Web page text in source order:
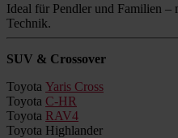
Ideal für Pendler und Familien –
Technik.
SUV & Crossover
Toyota Yaris Cross
Toyota C-HR
Toyota RAV4
Toyota Highlander